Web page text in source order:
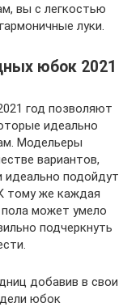
вы с легкостью
луки.
юбок 2021
год позволяют
идеально
Модельеры
вариантов,
идеально подойдут
тому же каждая
пола может умело
подчеркнуть
добавив в свои
юбок